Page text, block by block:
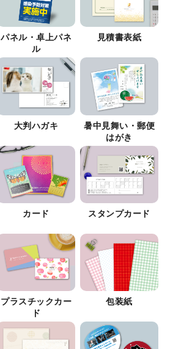
パネル・卓上パネ
ル
見積書表紙
大判ハガキ
暑中見舞い・郵便
はがき
カード スタンプカード
プラスチックカー
ド
包装紙